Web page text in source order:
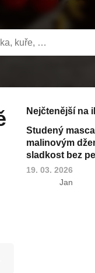
Nejčtenější na
Studený
malinovým
sladkost bez
19. 03. 2026
Jan